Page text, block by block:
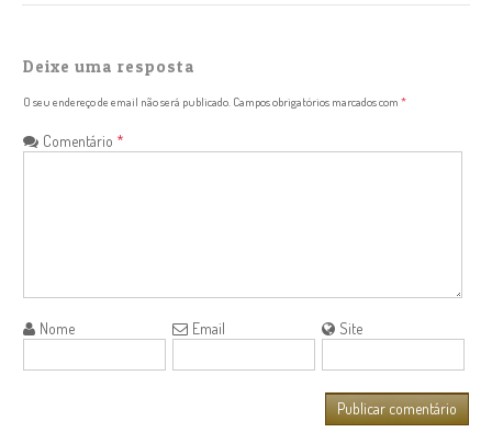
Deixe uma resposta
O seu endereço de email não será publicado. Campos obrigatórios marcados com *
Comentário *
Nome Email Site